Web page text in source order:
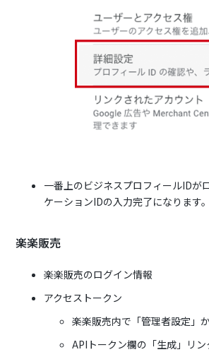
一番上のビジネスプロフィールID
ケーションIDの入力完了になります。
楽楽販売
楽楽販売のログイン情報
アクセストークン
楽楽販売内で「管理者設定」
APIトークン欄の「生成」リ